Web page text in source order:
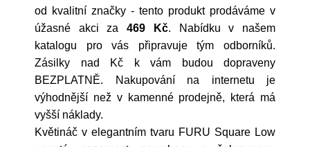
od kvalitní značky - tento produkt prodáváme v
úžasné akci za469 Kč. Nabídku v našem
katalogu pro vás připravuje tým odborníků.
Zásilky nad Kč k vám budou dopraveny
BEZPLATNĚ. Nakupování na internetu je
výhodnější než v kamenné prodejně, která má
vyšší náklady.
Květináč v elegantním tvaru FURU Square Low